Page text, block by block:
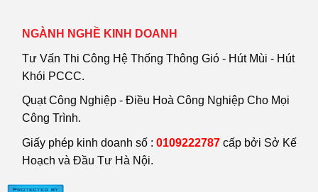
NGÀNH NGHỀ KINH DOANH
Tư Vấn Thi Công Hệ Thống Thông Gió - Hút Mùi - Hút
Khói PCCC.
Quạt Công Nghiệp - Điều Hoà Công Nghiệp Cho Mọi
Công Trình.
Giấy phép kinh doanh số : 0109222787 cấp bởi Sở Kế
Hoạch và Đầu Tư Hà Nội.